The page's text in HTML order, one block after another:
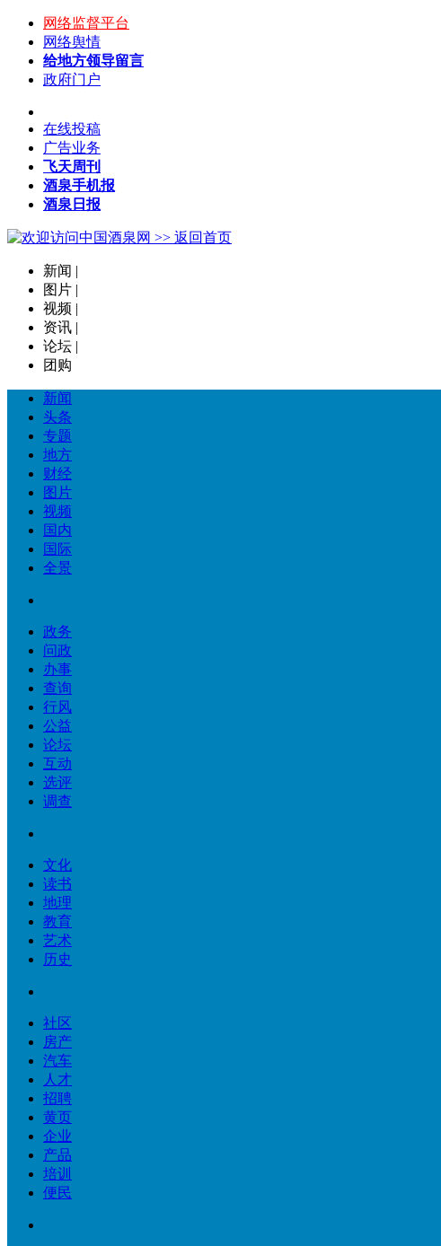
网络监督平台
网络舆情
给地方领导留言
政府门户
在线投稿
广告业务
飞天周刊
酒泉手机报
酒泉日报
新闻 |
图片 |
视频 |
资讯 |
论坛 |
团购
新闻
头条
专题
地方
财经
图片
视频
国内
国际
全景
政务
问政
办事
查询
行风
公益
论坛
互动
选评
调查
文化
读书
地理
教育
艺术
历史
社区
房产
汽车
人才
招聘
黄页
企业
产品
培训
便民